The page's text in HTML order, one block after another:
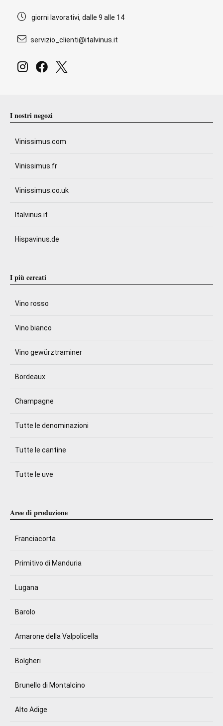
giorni lavorativi, dalle 9 alle 14
servizio_clienti@italvinus.it
I nostri negozi
Vinissimus.com
Vinissimus.fr
Vinissimus.co.uk
Italvinus.it
Hispavinus.de
I più cercati
Vino rosso
Vino bianco
Vino gewürztraminer
Bordeaux
Champagne
Tutte le denominazioni
Tutte le cantine
Tutte le uve
Aree di produzione
Franciacorta
Primitivo di Manduria
Lugana
Barolo
Amarone della Valpolicella
Bolgheri
Brunello di Montalcino
Alto Adige